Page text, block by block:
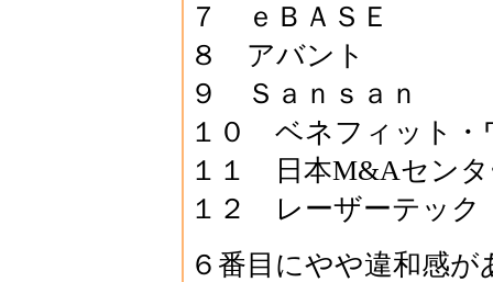
７ ｅＢＡＳＥ
８ アバント
９ Ｓａｎｓａｎ
１０ ベネフィット・
１１ 日本M&Aセン
１２ レーザーテック
６番目にやや違和感